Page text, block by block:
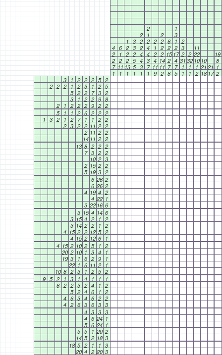
2
1
2
1 2
3
1 3 2 2 2 2 6 1 2
4 6 2 3 2 4 1 2 2 2 3
11
2
1 2 2 4 4 2 2 15 17 2 2 22 19
2 2 2 5 4 3 4 14 2 4 31 32 10 10
8
7 11 13 5 3 7 11 11 7 7 1 1 1 21 21 1
1
1 1 1 1 1 9 2 8 5 1 1 2 18 17 2
3
1 2 2 2 5 2
2 2 2 1 2 3 1 2 5
5 2 2 7 3 2
3
1 2 2 9 8
2
1 2 2 2 9 2 2
5
1 1 2 6 2 2 2
1 3 2 1 2 7 1 1 2 2
2 3 2 2 11 2 2
2 11 2 2
14 11 2 2
13 8 2 2 2
7 3 2 2
10 2 3
2 15 2 2
5 19 3 2
6 26 2
6 26 2
4 19 4 2
4 22 1
3 22 16 6
3 15 4 14 6
3 15 4 2 1 2
3 14 2 2 1 2
4 15 2 2 12 5 2
4 15 2 12 6
1
4 15 2 10 2 5 1 2
20 2 10 1 3 4
1
19 3 1 6 2 9
1
22 1 6 11 2
1
10 8 2 3 1 2 5 2
9 5 2 1 3 1 4 1 1
1
6 2 2 3 2 4 1 2
5 2 4 6 1 2
4 6 3 4 6 2 2
4 2 6 3 6 3 3
4 3 3 3
4 6 24 1
5 6 24 1
5 5 1 20 2
14 5 2 18 3
18 5 2 1 1 3
20 4 2 20 3